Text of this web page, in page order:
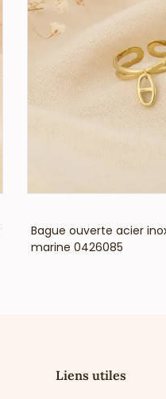
Bague ouverte acier
marine 0426085
Liens utiles